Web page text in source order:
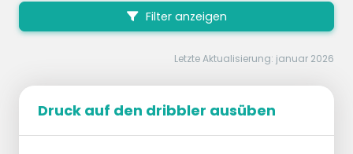
Filter anzeigen
Letzte Aktualisierung: januar 2026
Druck auf den dribbler ausüben